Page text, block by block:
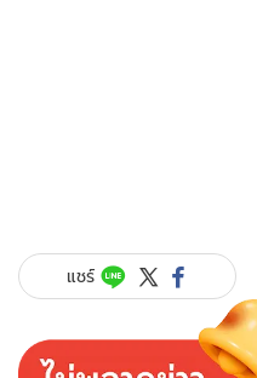
แชร์